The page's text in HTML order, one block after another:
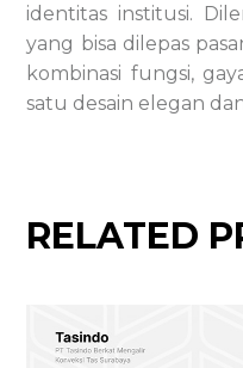
identitas institusi.
yang bisa dilepas
kombinasi fungsi,
satu desain elegan
RELATED